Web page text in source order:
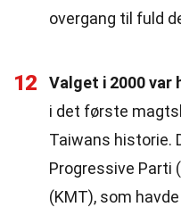
overgang til fuld
12 Valget i 2000 var
i det første
Taiwans historie.
Progressive Parti
(KMT), som